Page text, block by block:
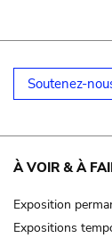
Soutenez-
À VOIR & À
Exposition
Expositions